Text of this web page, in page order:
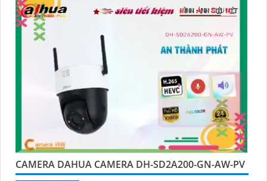
CAMERA DAHUA CAMERA DH-SD2A200-GN-AW-PV